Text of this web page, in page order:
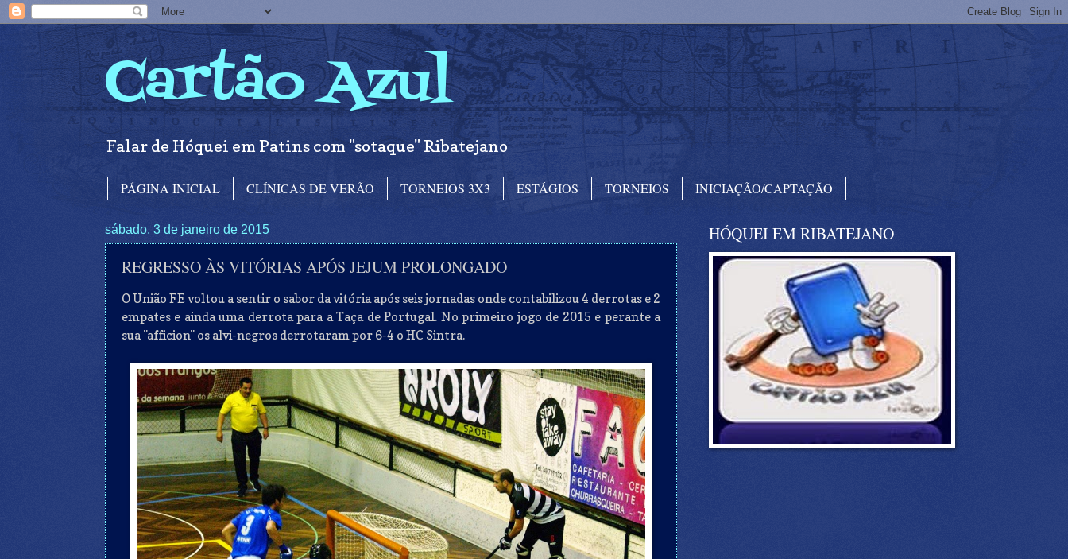
Cartão Azul
Falar de Hóquei em Patins com "sotaque" Ribatejano
PÁGINA INICIAL CLÍNICAS DE VERÃO TORNEIOS 3X3 ESTÁGIOS TORNEIOS INICIAÇÃO/CAPTAÇÃO
sábado, 3 de janeiro de 2015
REGRESSO ÀS VITÓRIAS APÓS JEJUM PROLONGADO
O União FE voltou a sentir o sabor da vitória após seis jornadas onde contabilizou 4 derrotas e 2
empates e ainda uma derrota para a Taça de Portugal. No primeiro jogo de 2015 e perante a
sua "afficion" os alvi-negros derrotaram por 6-4 o HC Sintra.
HÓQUEI EM RIBATEJANO